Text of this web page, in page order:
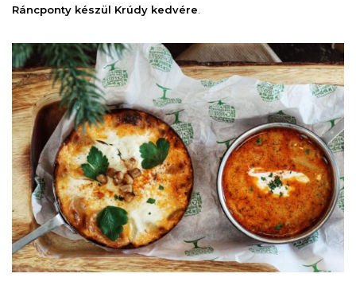
Ráncponty készül Krúdy kedvére